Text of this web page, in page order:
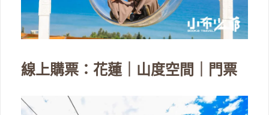
線上購票：花蓮｜山度空間｜門票